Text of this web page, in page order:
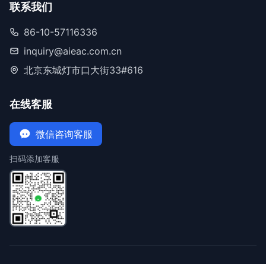
联系我们
86-10-57116336
inquiry@aieac.com.cn
北京东城灯市口大街33#616
在线客服
微信咨询客服
扫码添加客服